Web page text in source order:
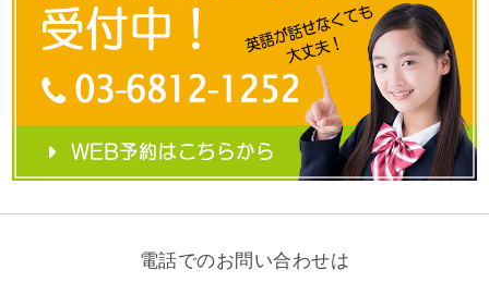
電話でのお問い合わせは